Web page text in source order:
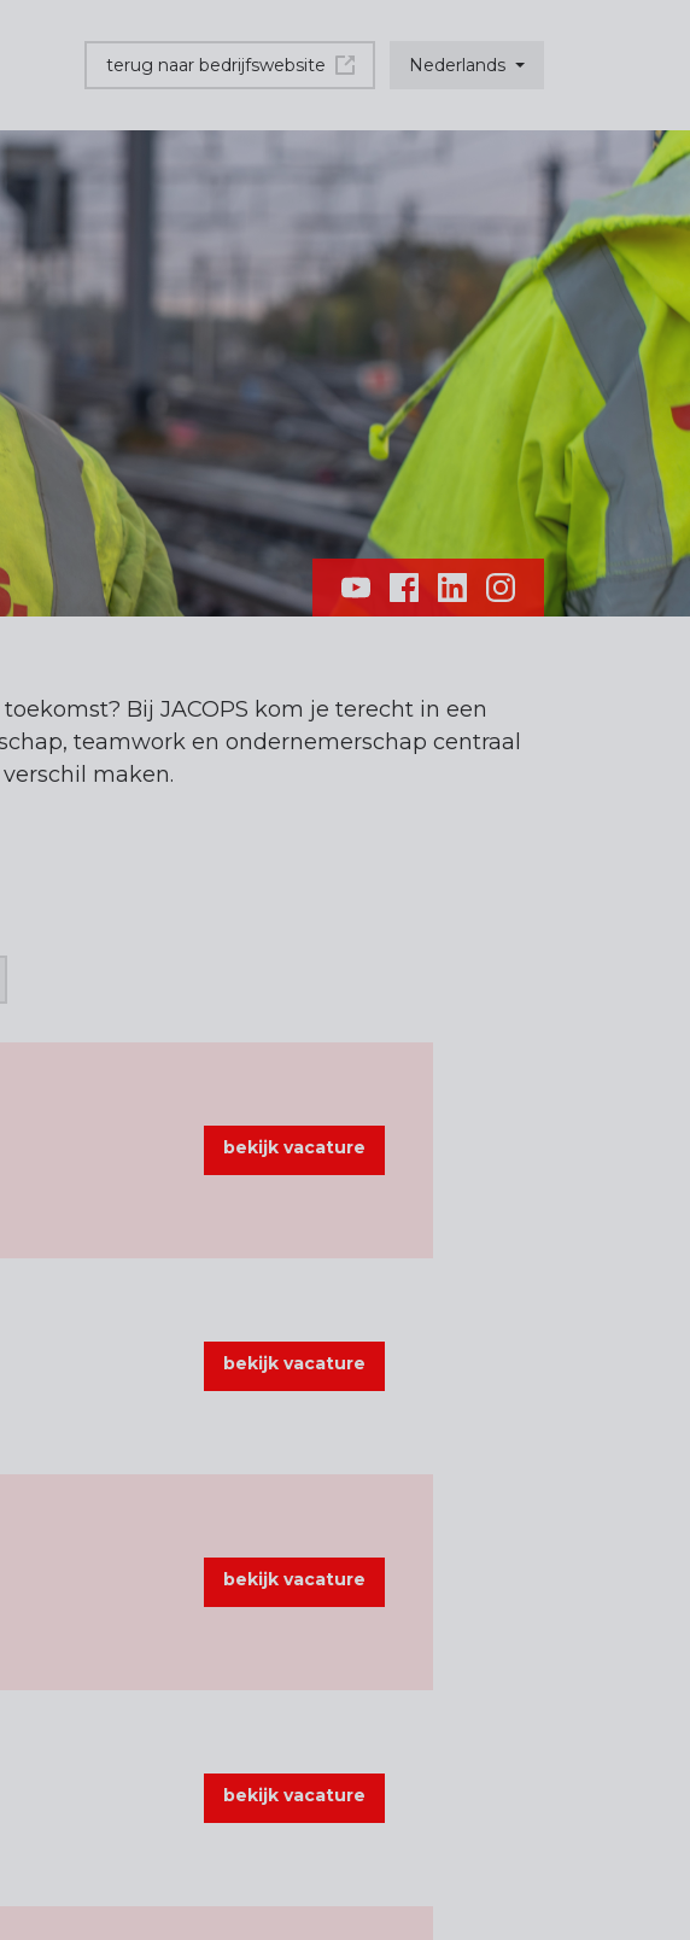
terug naar bedrijfswebsite Nederlands
Bij JACOPS kom je terecht in een
teamwork en ondernemerschap centraal
maken.
bekijk vacature
bekijk vacature
bekijk vacature
bekijk vacature